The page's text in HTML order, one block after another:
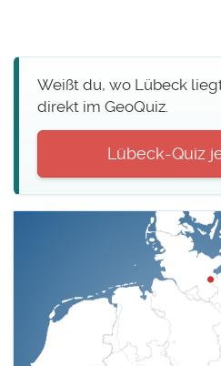
Weißt du, wo Lübeck
direkt im GeoQuiz.
Lübeck-Quiz